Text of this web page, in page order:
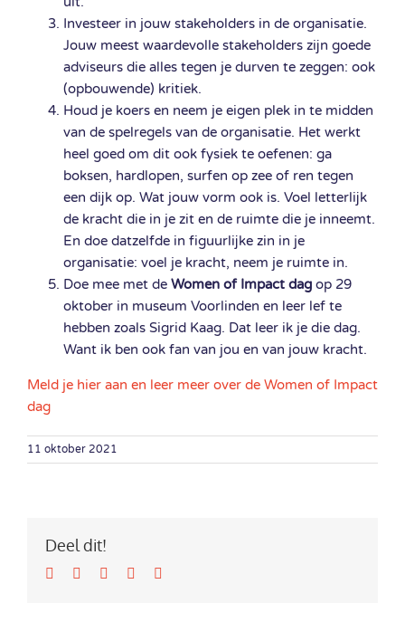
Investeer in jouw stakeholders in de organisatie.
Jouw meest waardevolle stakeholders zijn goede
adviseurs die alles tegen je durven te zeggen: ook
(opbouwende) kritiek.
Houd je koers en neem je eigen plek in te midden
van de spelregels van de organisatie. Het werkt
heel goed om dit ook fysiek te oefenen: ga
boksen, hardlopen, surfen op zee of ren tegen
een dijk op. Wat jouw vorm ook is. Voel letterlijk
de kracht die in je zit en de ruimte die je inneemt.
En doe datzelfde in figuurlijke zin in je
organisatie: voel je kracht, neem je ruimte in.
Doe mee met de Women of Impact dag op 29
oktober in museum Voorlinden en leer lef te
hebben zoals Sigrid Kaag. Dat leer ik je die dag.
Want ik ben ook fan van jou en van jouw kracht.
Meld je hier aan en leer meer over de Women of Impact
dag
11 oktober 2021
Deel dit!
Facebook
TwitterLinkedInGoogle+